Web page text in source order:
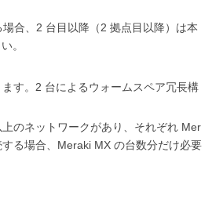
合、2 台目以降（2 拠点目以降）は本
。
す。2 台によるウォームスペア冗長構
のネットワークがあり、それぞれ Mer
る場合、Meraki MX の台数分だけ必要